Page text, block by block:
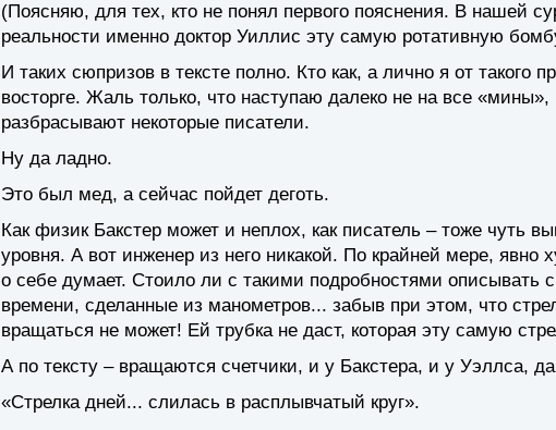
(Поясняю, для тех, кто не понял первого пояснения. В нашей
реальности именно доктор Уиллис эту самую ротативную
И таких сюпризов в тексте полно. Кто как, а лично я от такого
восторге. Жаль только, что наступаю далеко не на все
разбрасывают некоторые писатели.
Ну да ладно.
Это был мед, а сейчас пойдет деготь.
Как физик Бакстер может и неплох, как писатель – тоже чуть
уровня. А вот инженер из него никакой. По крайней мере, явно
о себе думает. Стоило ли с такими подробностями описывать
времени, сделанные из манометров... забыв при этом, что
вращаться не может! Ей трубка не даст, которая эту самую
А по тексту – вращаются счетчики, и у Бакстера, и у Уэллса,
«Стрелка дней... слилась в расплывчатый круг».